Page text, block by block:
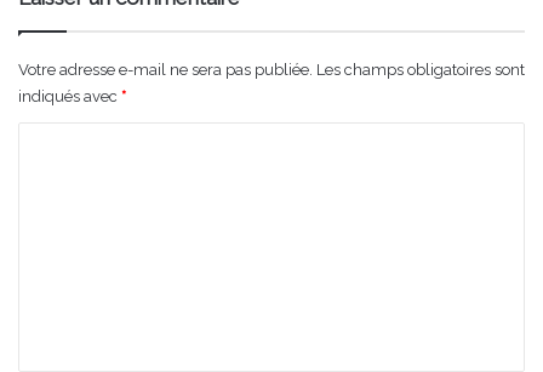
Votre adresse e-mail ne sera pas publiée. Les champs obligatoires sont
indiqués avec *